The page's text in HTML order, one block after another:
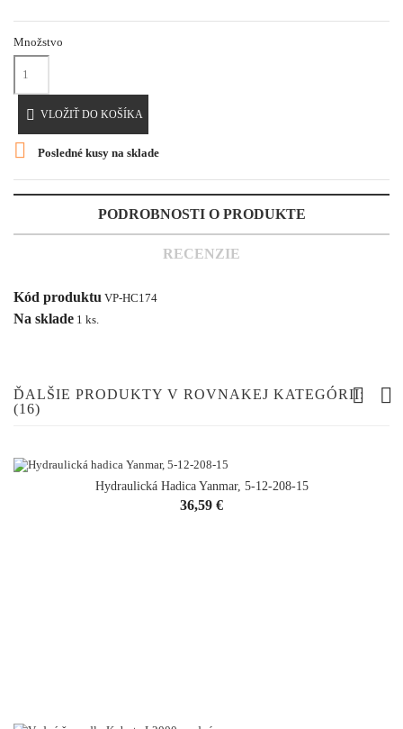
Množstvo
 VLOŽIŤ DO KOŠÍKA
 Posledné kusy na sklade
PODROBNOSTI O PRODUKTE
RECENZIE
Kód produktu VP-HC174
Na sklade 1 ks.
ĎALŠIE PRODUKTY V ROVNAKEJ KATEGÓRII:
(16)
Hydraulická Hadica Yanmar, 5-12-208-15
Cena
36,59 €